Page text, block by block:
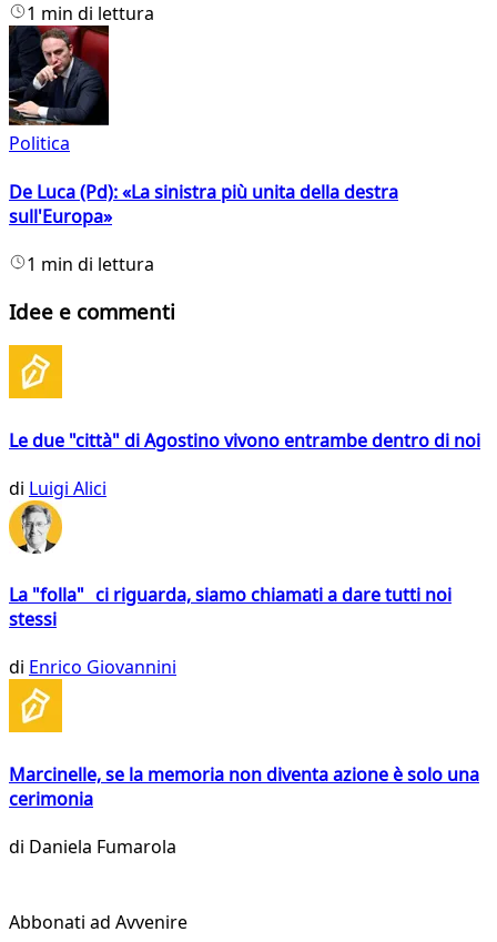
1 min di lettura
Politica
De Luca (Pd): «La sinistra più unita della destra
sull'Europa»
1 min di lettura
Idee e commenti
Le due "città" di Agostino vivono entrambe dentro di noi
di Luigi Alici
La "folla" ci riguarda, siamo chiamati a dare tutti noi
stessi
di Enrico Giovannini
Marcinelle, se la memoria non diventa azione è solo una
cerimonia
di Daniela Fumarola
Abbonati ad Avvenire